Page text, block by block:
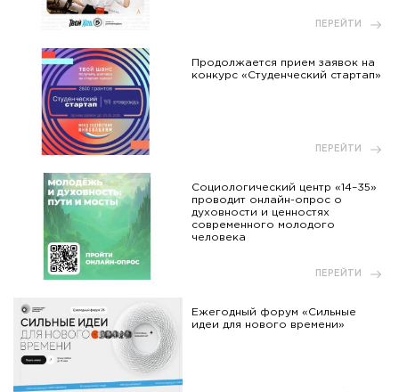
ПЕРЕЙТИ
Продолжается прием заявок на
конкурс «Студенческий стартап»
ПЕРЕЙТИ
Социологический центр «14–35»
проводит онлайн-опрос о
духовности и ценностях
современного молодого
человека
ПЕРЕЙТИ
Ежегодный форум «Сильные
идеи для нового времени»